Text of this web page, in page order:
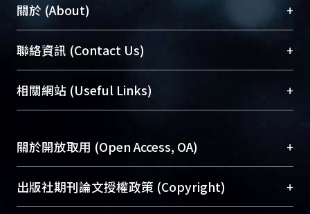
關於 (About) +
臺大位居世界頂尖大學之列，為永久珍藏及向國際
展現本校豐碩的研究成果及學術能量，圖書館整合
機構典藏（NTUR）與學術庫（AH）不同功能平
台，成為臺大學術典藏NTU scholars。期能整合研
成果。
To permanently archive and promote researcher
profiles and scholarly works, Library integrates the
services of “NTU Repository” with “Academic
聯絡資訊 (Contact Us) +
總館學科館員(Main Library)
醫學圖書館學科館員(Medical Library)
Sciences Library)
相關網站 (Useful Links) +
關於開放取用 (Open Access, OA) +
開放取用是從使用者角度提升資訊取用性的社會運
動，應用在學術研究上是透過將研究著作公開供使
出版社期刊論文授權政策 (Copyright) +